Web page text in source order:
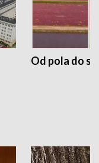
Od pola do